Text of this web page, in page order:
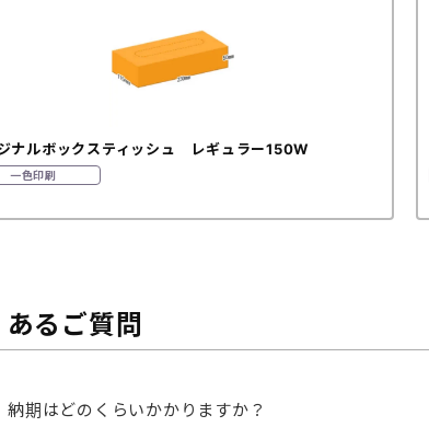
ナルボックスティッシュ レギュラー150W
一色印刷
るご質問
納期はどのくらいかかりますか？